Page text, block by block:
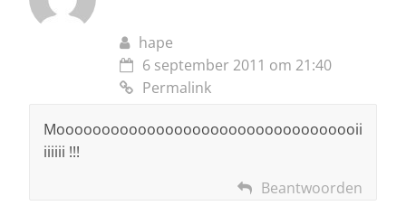
hape
6 september 2011 om 21:40
Permalink
Moooooooooooooooooooooooooooooooooii
iiiiii !!!
Beantwoorden